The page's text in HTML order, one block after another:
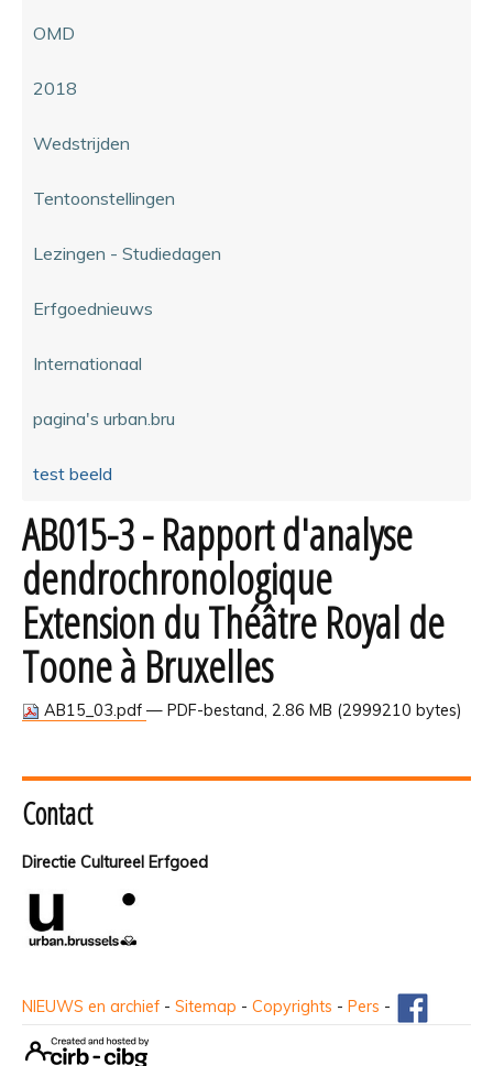
OMD
2018
Wedstrijden
Tentoonstellingen
Lezingen - Studiedagen
Erfgoednieuws
Internationaal
pagina's urban.bru
test beeld
AB015-3 - Rapport d'analyse
dendrochronologique
Extension du Théâtre Royal de
Toone à Bruxelles
AB15_03.pdf — PDF-bestand, 2.86 MB (2999210 bytes)
Contact
Directie Cultureel Erfgoed
NIEUWS en archief - Sitemap - Copyrights - Pers -